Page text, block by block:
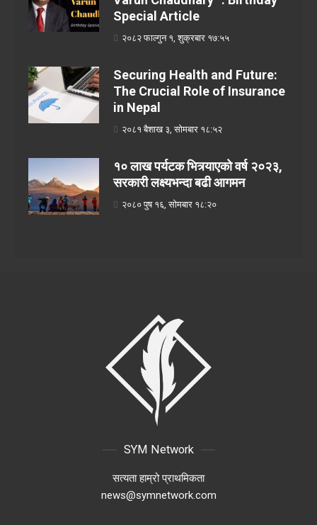
Special Article
२०८२ फाल्गुन १, शुक्रबार १७:५५
Securing Health and Future:
The Crucial Role of Insurance
in Nepal
२०८१ बैशाख ३, सोमबार १८:५२
१० लाख पर्यटक भित्र्याएको वर्ष २०२३,
सरकारी लक्ष्यभन्दा बढी आगमन
२०८० पुष १६, सोमबार १८:२०
SYM Network
सत्यता हाम्रो प्राथमिकता
news@symnetwork.com